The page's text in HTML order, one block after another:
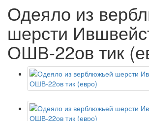
Одеяло из
шерсти
ОШВ-22ов тик